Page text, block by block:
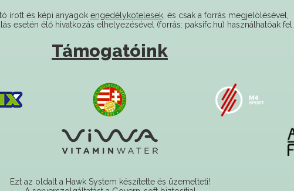
írott és képi anyagok engedélykötelesek, és csak a forrás megjelölésével,
esetén élő hivatkozás elhelyezésével (forrás: paksifc.hu) használhatóak fel.
Támogatóink
Ezt az oldalt a Hawk System készítette és üzemelteti!